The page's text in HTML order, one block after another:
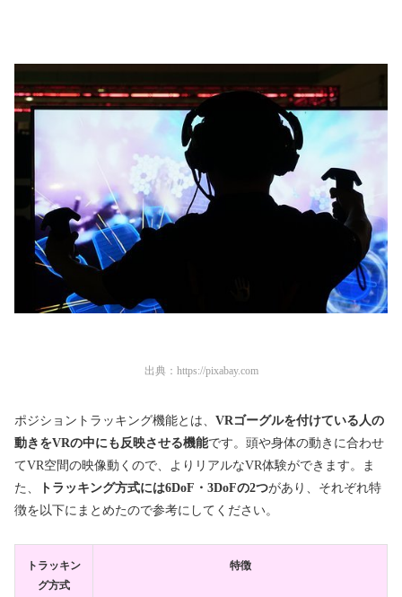
出典： https://pixabay.com
ポジショントラッキング機能とは、 VRゴーグルを付けている人の
動きをVRの中にも反映させる機能です。頭や身体の動きに合わせ
てVR空間の映像動くので、よりリアルなVR体験ができます。ま
た、
トラッキング方式には6DoF・3DoFの2つがあり、それぞれ特
徴を以下にまとめたので参考にしてください。
トラッキン
グ方式
特徴